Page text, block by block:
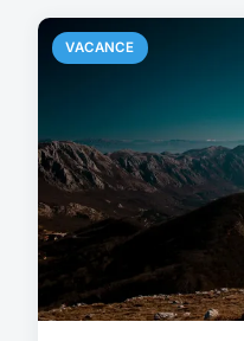
VACANCE